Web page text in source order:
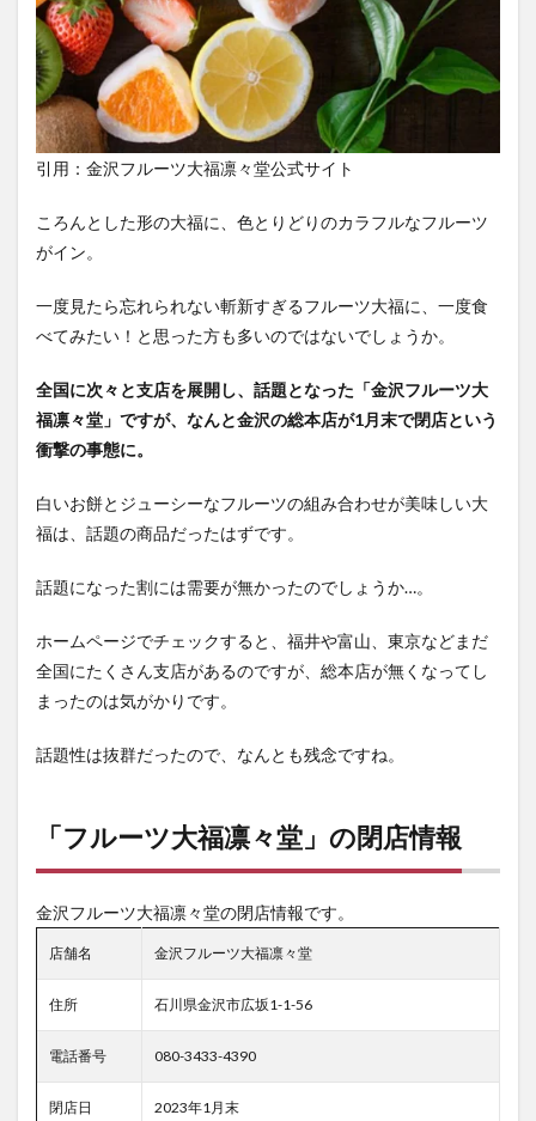
引用：金沢フルーツ大福凛々堂公式サイト
ころんとした形の大福に、色とりどりのカラフルなフルーツ
がイン。
一度見たら忘れられない斬新すぎるフルーツ大福に、一度食
べてみたい！と思った方も多いのではないでしょうか。
全国に次々と支店を展開し、話題となった「金沢フルーツ大
福凛々堂」ですが、なんと金沢の総本店が1月末で閉店という
衝撃の事態に。
白いお餅とジューシーなフルーツの組み合わせが美味しい大
福は、話題の商品だったはずです。
話題になった割には需要が無かったのでしょうか…。
ホームページでチェックすると、福井や富山、東京などまだ
全国にたくさん支店があるのですが、総本店が無くなってし
まったのは気がかりです。
話題性は抜群だったので、なんとも残念ですね。
「フルーツ大福凛々堂」の閉店情報
金沢フルーツ大福凛々堂の閉店情報です。
店舗名 金沢フルーツ大福凛々堂
住所 石川県金沢市広坂1-1-56
電話番号 080-3433-4390
閉店日 2023年1月末